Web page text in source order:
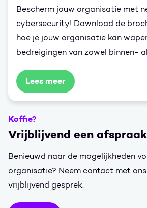
Bescherm jouw organisatie met
cybersecurity! Download de
hoe je jouw organisatie kan
bedreigingen van zowel binnen-
Lees meer
Koffie?
Vrijblijvend een
Benieuwd naar de mogelijkheden
organisatie? Neem contact met
vrijblijvend gesprek.